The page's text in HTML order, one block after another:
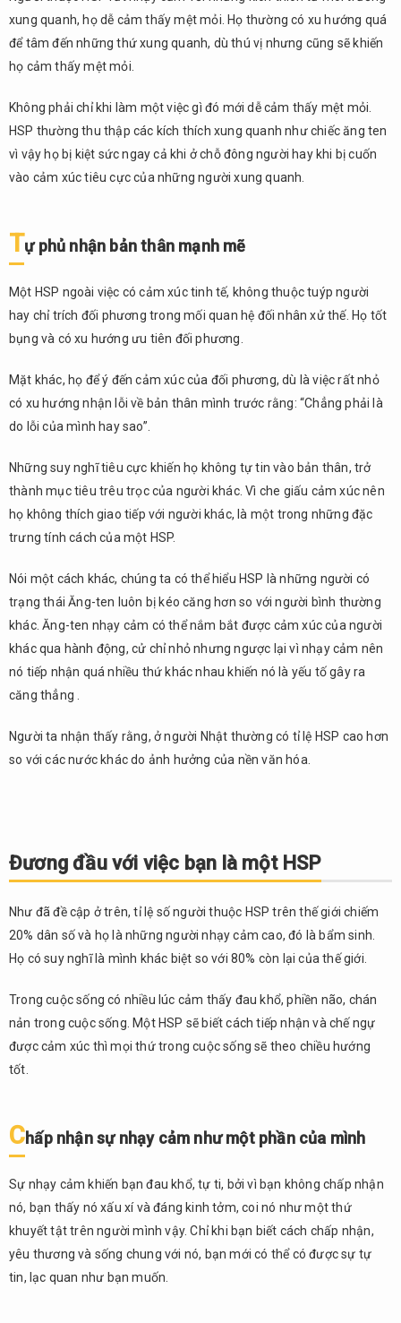
cá
nhân
không
phải là
khuyết
điểm
6.
công
việc
phù
người
siêu
nhạy
7.
Sách
dành
cho
nhạy
cảm
8.
kết
xung quanh, họ dễ cảm thấy mệt mỏi. Họ thường có xu hướng quá
để tâm đến những thứ xung quanh, dù thú vị nhưng cũng sẽ khiến
họ cảm thấy mệt mỏi.
Không phải chỉ khi làm một việc gì đó mới dễ cảm thấy mệt mỏi.
HSP thường thu thập các kích thích xung quanh như chiếc ăng ten
vì vậy họ bị kiệt sức ngay cả khi ở chỗ đông người hay khi bị cuốn
vào cảm xúc tiêu cực của những người xung quanh.
Tự phủ nhận bản thân mạnh mẽ
Một HSP ngoài việc có cảm xúc tinh tế, không thuộc tuýp người
hay chỉ trích đối phương trong mối quan hệ đối nhân xử thế. Họ tốt
bụng và có xu hướng ưu tiên đối phương.
Mặt khác, họ để ý đến cảm xúc của đối phương, dù là việc rất nhỏ
có xu hướng nhận lỗi về bản thân mình trước rằng: “Chẳng phải là
do lỗi của mình hay sao”.
Những suy nghĩ tiêu cực khiến họ không tự tin vào bản thân, trở
thành mục tiêu trêu trọc của người khác. Vì che giấu cảm xúc nên
họ không thích giao tiếp với người khác, là một trong những đặc
trưng tính cách của một HSP.
Nói một cách khác, chúng ta có thể hiểu HSP là những người có
trạng thái Ăng-ten luôn bị kéo căng hơn so với người bình thường
khác. Ăng-ten nhạy cảm có thể nắm bắt được cảm xúc của người
khác qua hành động, cử chỉ nhỏ nhưng ngược lại vì nhạy cảm nên
nó tiếp nhận quá nhiều thứ khác nhau khiến nó là yếu tố gây ra
căng thẳng .
Người ta nhận thấy rằng, ở người Nhật thường có tỉ lệ HSP cao hơn
so với các nước khác do ảnh hưởng của nền văn hóa.
Đương đầu với việc bạn là một HSP
Như đã đề cập ở trên, tỉ lệ số người thuộc HSP trên thế giới chiếm
20% dân số và họ là những người nhạy cảm cao, đó là bẩm sinh.
Họ có suy nghĩ là mình khác biệt so với 80% còn lại của thế giới.
Trong cuộc sống có nhiều lúc cảm thấy đau khổ, phiền não, chán
nản trong cuộc sống. Một HSP sẽ biết cách tiếp nhận và chế ngự
được cảm xúc thì mọi thứ trong cuộc sống sẽ theo chiều hướng
tốt.
Chấp nhận sự nhạy cảm như một phần của mình
Sự nhạy cảm khiến bạn đau khổ, tự ti, bởi vì bạn không chấp nhận
nó, bạn thấy nó xấu xí và đáng kinh tởm, coi nó như một thứ
khuyết tật trên người mình vậy. Chỉ khi bạn biết cách chấp nhận,
yêu thương và sống chung với nó, bạn mới có thể có được sự tự
tin, lạc quan như bạn muốn.